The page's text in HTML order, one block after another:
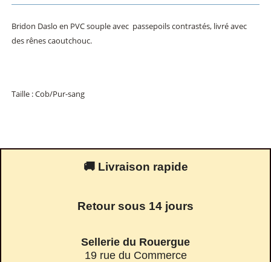
Bridon Daslo en PVC souple avec passepoils contrastés, livré avec
des rênes caoutchouc.
Taille : Cob/Pur-sang
🚚 Livraison rapide
Retour sous 14 jours
Sellerie du Rouergue
19 rue du Commerce